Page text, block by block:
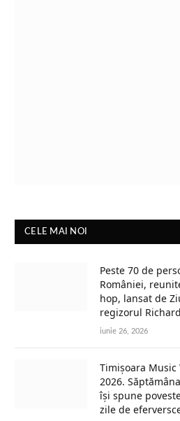
CELE MAI NOI
Peste 70 de
României,
hop, lansat de
regizorul
iunie 26, 2026
Timișoara Music
2026.
își spune
zile de